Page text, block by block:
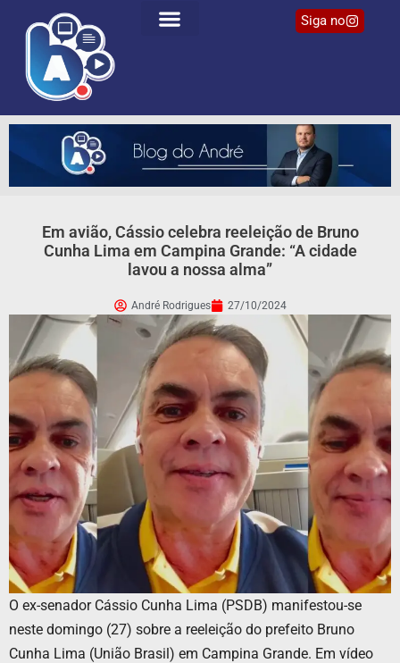
Siga no
Em avião, Cássio celebra reeleição de Bruno
Cunha Lima em Campina Grande: “A cidade
lavou a nossa alma”
André Rodrigues 27/10/2024
O ex-senador Cássio Cunha Lima (PSDB) manifestou-se
neste domingo (27) sobre a reeleição do prefeito Bruno
Cunha Lima (União Brasil) em Campina Grande. Em vídeo